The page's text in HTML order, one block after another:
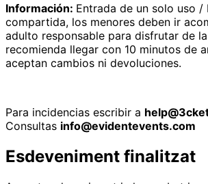
Información: Entrada de un solo uso /
compartida, los menores deben ir
adulto responsable para disfrutar de
recomienda llegar con 10 minutos de
aceptan cambios ni devoluciones.
Para incidencias escribir a
Consultas info@evidentevents.com
Esdeveniment finalitzat